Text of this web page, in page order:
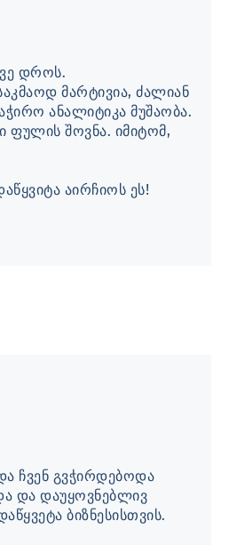
დროს.
მარტივია, ძალიან
ანალიტიკა მუშაობა.
ფულის შოვნა. იმიტომ,
და ჩვენ გვჭირდებოდა
და დაუყოვნებლივ
ბიზნესისთვის.